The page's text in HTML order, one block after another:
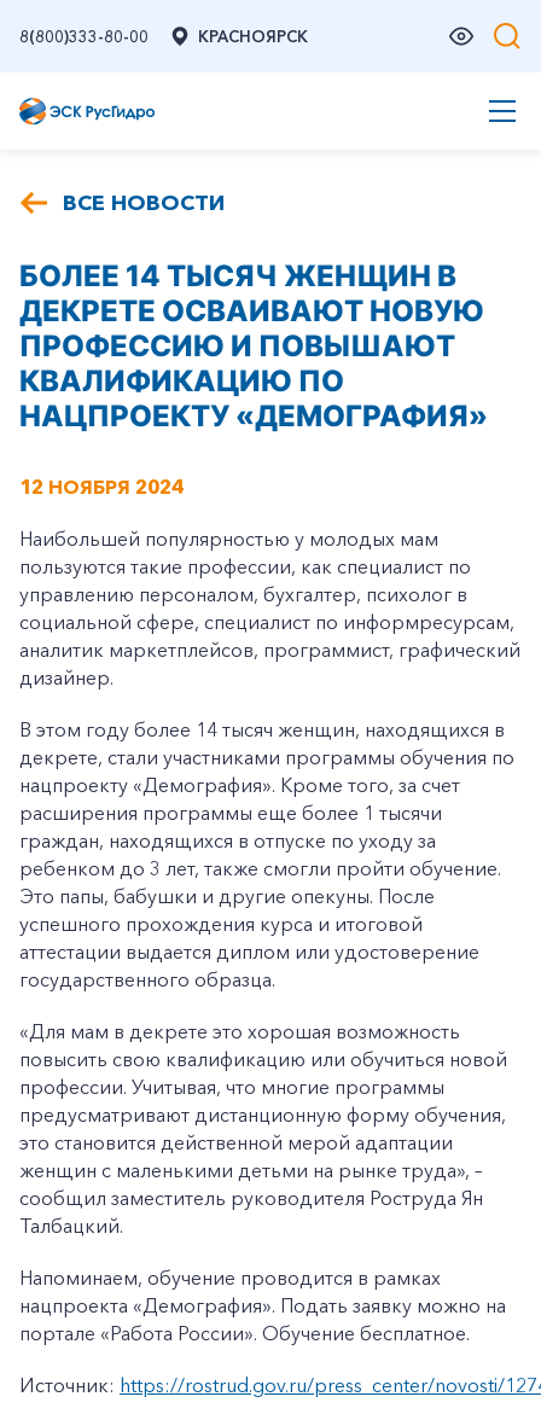
8(800)333-80-00 КРАСНОЯРСК
ВСЕ НОВОСТИ
БОЛЕЕ 14 ТЫСЯЧ ЖЕНЩИН В
ДЕКРЕТЕ ОСВАИВАЮТ НОВУЮ
ПРОФЕССИЮ И ПОВЫШАЮТ
КВАЛИФИКАЦИЮ ПО
НАЦПРОЕКТУ «ДЕМОГРАФИЯ»
12 НОЯБРЯ 2024
Наибольшей популярностью у молодых мам
пользуются такие профессии, как специалист по
управлению персоналом, бухгалтер, психолог в
социальной сфере, специалист по информресурсам,
аналитик маркетплейсов, программист, графический
дизайнер.
В этом году более 14 тысяч женщин, находящихся в
декрете, стали участниками программы обучения по
нацпроекту «Демография». Кроме того, за счет
расширения программы еще более 1 тысячи
граждан, находящихся в отпуске по уходу за
ребенком до 3 лет, также смогли пройти обучение.
Это папы, бабушки и другие опекуны. После
успешного прохождения курса и итоговой
аттестации выдается диплом или удостоверение
государственного образца.
«Для мам в декрете это хорошая возможность
повысить свою квалификацию или обучиться новой
профессии. Учитывая, что многие программы
предусматривают дистанционную форму обучения,
это становится действенной мерой адаптации
женщин с маленькими детьми на рынке труда», –
сообщил заместитель руководителя Роструда Ян
Талбацкий.
Напоминаем, обучение проводится в рамках
нацпроекта «Демография». Подать заявку можно на
портале «Работа России». Обучение бесплатное.
Источник: https://rostrud.gov.ru/press_center/novosti/